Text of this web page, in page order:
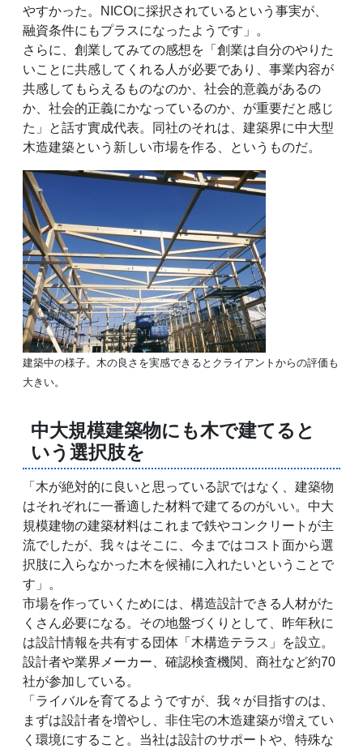
やすかった。NICOに採択されているという事実が、
融資条件にもプラスになったようです」。
さらに、創業してみての感想を「創業は自分のやりた
いことに共感してくれる人が必要であり、事業内容が
共感してもらえるものなのか、社会的意義があるの
か、社会的正義にかなっているのか、が重要だと感じ
た」と話す實成代表。同社のそれは、建築界に中大型
木造建築という新しい市場を作る、というものだ。
建築中の様子。木の良さを実感できるとクライアントからの評価も
大きい。
中大規模建築物にも木で建てると
いう選択肢を
「木が絶対的に良いと思っている訳ではなく、建築物
はそれぞれに一番適した材料で建てるのがいい。中大
規模建物の建築材料はこれまで鉄やコンクリートが主
流でしたが、我々はそこに、今まではコスト面から選
択肢に入らなかった木を候補に入れたいということで
す」。
市場を作っていくためには、構造設計できる人材がた
くさん必要になる。その地盤づくりとして、昨年秋に
は設計情報を共有する団体「木構造テラス」を設立。
設計者や業界メーカー、確認検査機関、商社など約70
社が参加している。
「ライバルを育てるようですが、我々が目指すのは、
まずは設計者を増やし、非住宅の木造建築が増えてい
く環境にすること。当社は設計のサポートや、特殊な